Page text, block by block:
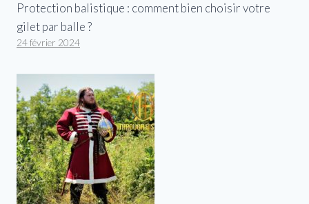
Protection balistique : comment bien choisir votre
gilet par balle ?
24 février 2024